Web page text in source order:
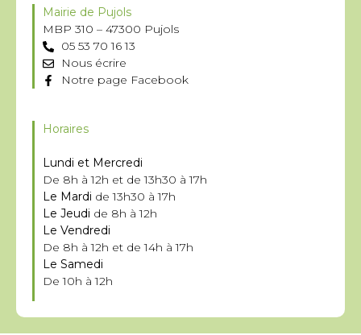
Mairie de Pujols
MBP 310 – 47300 Pujols
05 53 70 16 13
Nous écrire
Notre page Facebook
Horaires
Lundi et Mercredi
De 8h à 12h et de 13h30 à 17h
Le Mardi de 13h30 à 17h
Le Jeudi de 8h à 12h
Le Vendredi
De 8h à 12h et de 14h à 17h
Le Samedi
De 10h à 12h